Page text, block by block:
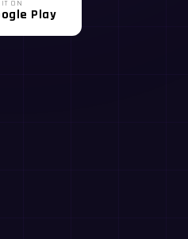
IT ON
Play